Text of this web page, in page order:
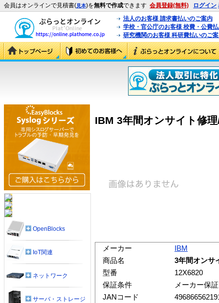
会員はオンラインで見積書(見本)を無料で作成できます 会員登録(無料) ログイン
法人のお客様 請求書払いのご案内
学校・官公庁のお客様 校費・公費
研究機関のお客様 科研費払いのご
IBM 3年間オンサイト修
メーカー
IBM
商品名
3年間オンサ
型番
12X6820
保証条件
メーカー保証
JANコード
OpenBlocks
IoT関連
ネットワーク
サーバ・ストレージ